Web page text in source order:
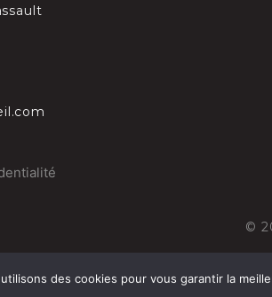
©
des cookies pour vous garantir la